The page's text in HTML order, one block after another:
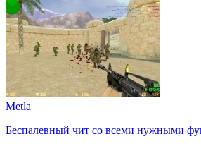
Metla
Беспалевный чит со всеми нужными